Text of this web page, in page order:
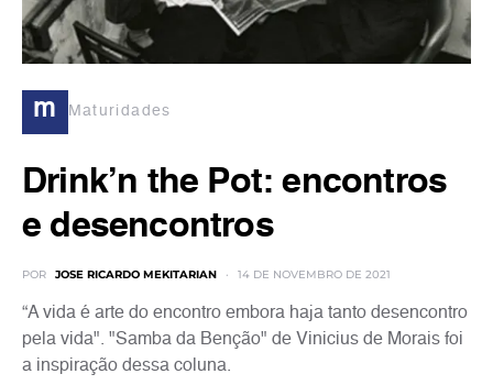
m Maturidades
Drink’n the Pot: encontros
e desencontros
POR JOSE RICARDO MEKITARIAN 14 DE NOVEMBRO DE 2021
“A vida é arte do encontro embora haja tanto desencontro
pela vida". "Samba da Benção" de Vinicius de Morais foi
a inspiração dessa coluna.